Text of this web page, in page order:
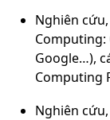
Nghiên
Computing:
Google…),
Computing
Nghiên